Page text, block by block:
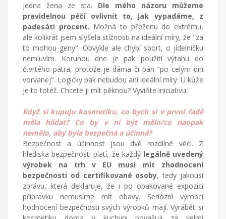
jedna žena ze sta. Dle mého názoru můžeme
pravidelnou péčí ovlivnit to, jak vypadáme, z
padesáti procent. Možná to přeženu do extrému,
ale kolikrát jsem slyšela stížnosti na ideální míry, že "za
to mohou geny". Obvykle ale chybí sport, o jídelníčku
nemluvím. Korunou dne je pak použití výtahu do
čtvrtého patra, protože je dáma či pán "po celým dni
vorvanej". Logicky pak nebudou ani ideální míry. U kůže
je to totéž. Chcete ji mít pěknou? Vyviňte iniciativu.
Když si kupuju kosmetiku, co bych si v první řadě
měla hlídat? Co by v ní být mělo/co naopak
nemělo, aby byla bezpečná a účinná?
Bezpečnost a účinnost jsou dvě rozdílné věci. Z
hlediska bezpečnosti platí, že každý legálně uvedený
výrobek na trh v EU musí mít zhodnocení
bezpečnosti od certifikované osoby, tedy jakousi
zprávu, která deklaruje, že i po opakované expozici
přípravku nemusíme mít obavy. Seriózní výrobci
hodnocení bezpečnosti svých výrobků mají. Vyrábět si